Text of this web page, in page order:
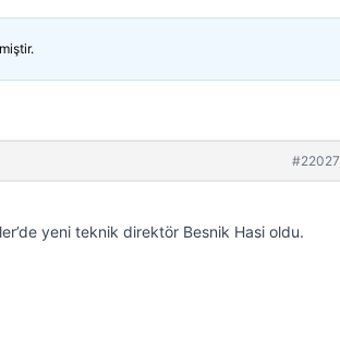
#22027
yeni teknik direktör Besnik Hasi oldu.